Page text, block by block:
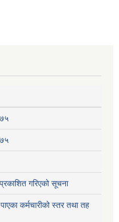
गरिएको सूचना
कर्मचारीको स्तर तथा तह